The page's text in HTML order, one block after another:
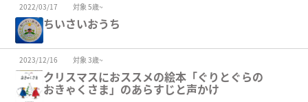
2022/03/17 対象 5歳~
ちいさいおうち
2023/12/16 対象 3歳~
クリスマスにおススメの絵本「ぐりとぐらの
おきゃくさま」のあらすじと声かけ